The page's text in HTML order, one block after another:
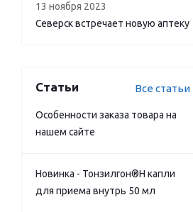
13 ноября 2023
Северск встречает новую аптеку
Статьи Все статьи
Особенности заказа товара на
нашем сайте
Новинка - Тонзилгон®Н капли
для приема внутрь 50 мл